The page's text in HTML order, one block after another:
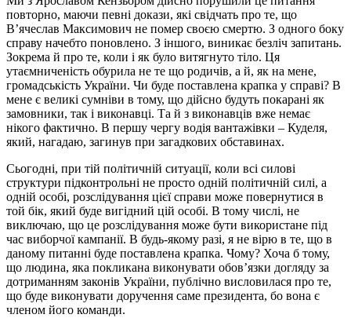
повторно, маючи певні докази, які свідчать про те, що
В’ячеслав Максимович не помер своєю смертю. З одного боку
справу начебто поновлено. З іншого, виникає безліч запитань.
Зокрема й про те, коли і як було витягнуто тіло. Ця
утаємниченість обурила не те що родичів, а й, як на мене,
громадськість України. Чи буде поставлена крапка у справі? В
мене є великі сумніви в тому, що дійсно будуть покарані як
замовники, так і виконавці. Та й з виконавців вже немає
нікого фактично. В першу чергу водія вантажівки – Куделя,
який, нагадаю, загинув при загадкових обставинах.
Сьогодні, при тій політичній ситуації, коли всі силові
структури підконтрольні не просто одній політичній силі, а
одній особі, розслідування цієї справи може повернутися в
той бік, який буде вигідний цій особі. В тому числі, не
виключаю, що це розслідування може бути використане під
час виборчої кампанії. В будь-якому разі, я не вірю в те, що в
даному питанні буде поставлена крапка. Чому? Хоча б тому,
що людина, яка покликана виконувати обов’язки догляду за
дотриманням законів України, публічно висловилася про те,
що буде виконувати доручення саме президента, бо вона є
членом його команди.